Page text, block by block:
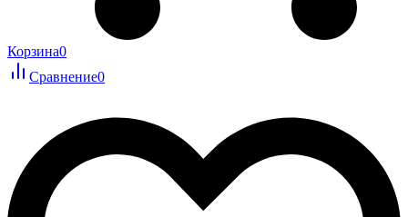
Корзина0
Сравнение0